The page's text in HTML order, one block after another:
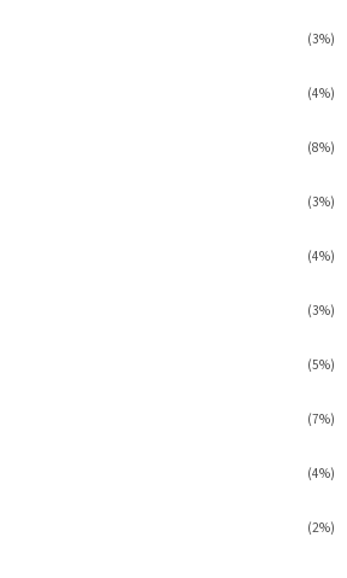
(3%)
(4%)
(8%)
(3%)
(4%)
(3%)
(5%)
(7%)
(4%)
(2%)